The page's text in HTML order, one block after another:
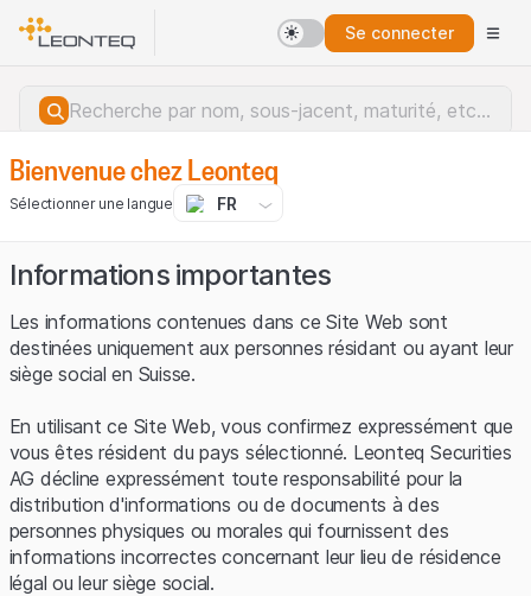
Se connecter
Erreur du serveur.
Bienvenue chez Leonteq
Sélectionner une langue FR
Informations importantes
Les informations contenues dans ce Site Web sont
destinées uniquement aux personnes résidant ou ayant leur
siège social en Suisse.
En utilisant ce Site Web, vous confirmez expressément que
vous êtes résident du pays sélectionné. Leonteq Securities
AG décline expressément toute responsabilité pour la
distribution d'informations ou de documents à des
personnes physiques ou morales qui fournissent des
informations incorrectes concernant leur lieu de résidence
légal ou leur siège social.